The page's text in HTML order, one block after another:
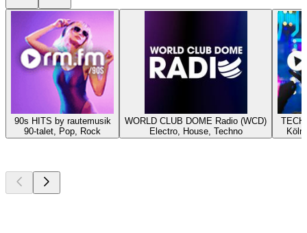
90s HITS by rautemusik
90-talet, Pop, Rock
WORLD CLUB DOME Radio (WCD)
Electro, House, Techno